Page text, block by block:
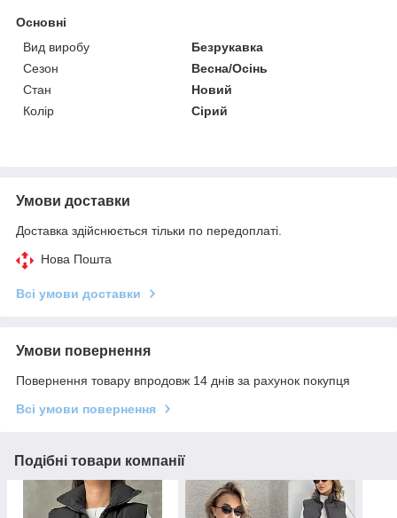
Основні
Вид виробу
Безрукавка
Сезон
Весна/Осінь
Стан
Новий
Колір
Сірий
Умови доставки
Доставка здійснюється тільки по передоплаті.
Нова Пошта
Всі умови доставки
Умови повернення
Повернення товару впродовж 14 днів за рахунок покупця
Всі умови повернення
Подібні товари компанії